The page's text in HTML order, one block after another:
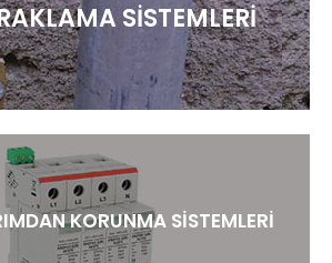
SİSTEMLERİ
KORUNMA SİSTEMLERİ